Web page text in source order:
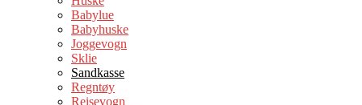
Babylue
Babyhuske
Joggevogn
Sklie
Sandkasse
Regntøy
Reisevogn